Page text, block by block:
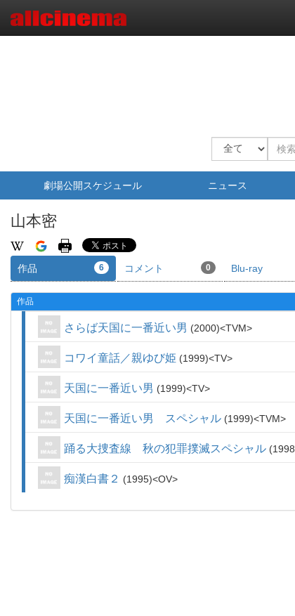
劇場公開スケジュール ニュース
山本密
作品 6 コメント 0 Blu-ray
作品
さらば天国に一番近い男 2000 TVM
コワイ童話／親ゆび姫 1999 TV
天国に一番近い男 1999 TV
天国に一番近い男 スペシャル 1999 TVM
踊る大捜査線 秋の犯罪撲滅スペシャル 1998
痴漢白書２ 1995 OV